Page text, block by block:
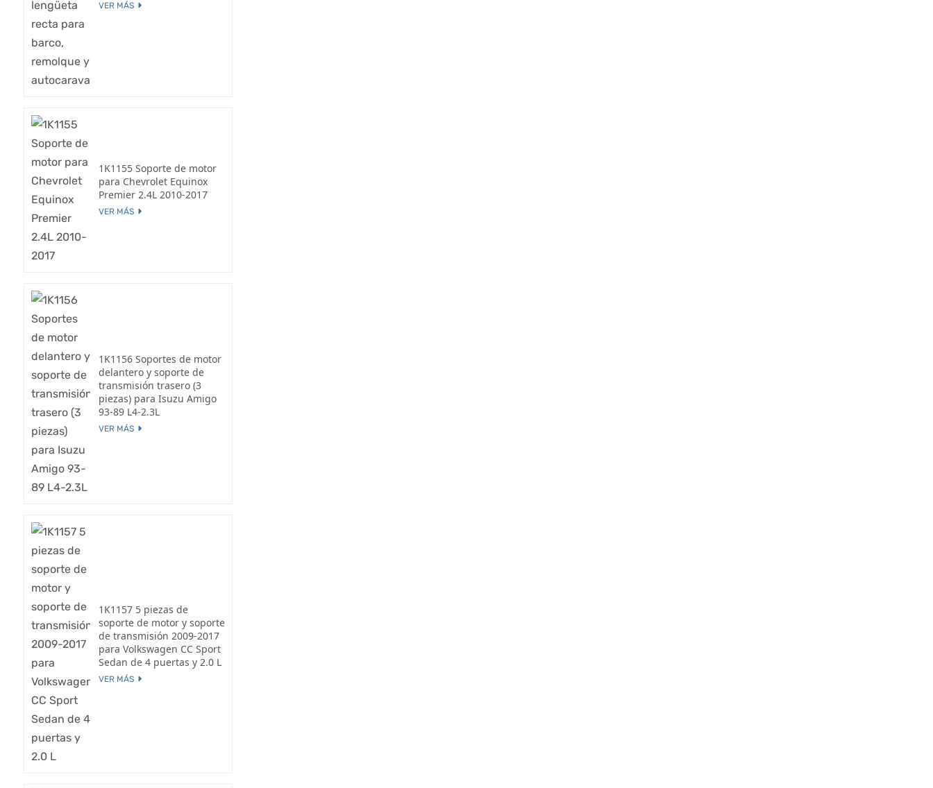
VER MÁS
1K1155 Soporte de motor
para Chevrolet Equinox
Premier 2.4L 2010-2017
VER MÁS
1K1156 Soportes de motor
delantero y soporte de
transmisión trasero (3
piezas) para Isuzu Amigo
93-89 L4-2.3L
VER MÁS
1K1157 5 piezas de
soporte de motor y soporte
de transmisión 2009-2017
para Volkswagen CC Sport
Sedan de 4 puertas y 2.0 L
VER MÁS